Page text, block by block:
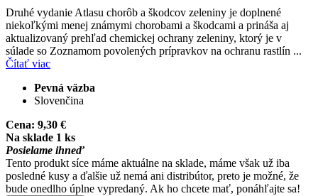
Druhé vydanie Atlasu chorôb a škodcov zeleniny je doplnené
niekoľkými menej známymi chorobami a škodcami a prináša aj
aktualizovaný prehľad chemickej ochrany zeleniny, ktorý je v
súlade so Zoznamom povolených prípravkov na ochranu rastlín ...
Čítať viac
Pevná väzba
Slovenčina
Cena: 9,30 €
Na sklade 1 ks
Posielame ihneď
Tento produkt síce máme aktuálne na sklade, máme však už iba
posledné kusy a ďalšie už nemá ani distribútor, preto je možné, že
bude onedlho úplne vypredaný. Ak ho chcete mať, ponáhľajte sa!